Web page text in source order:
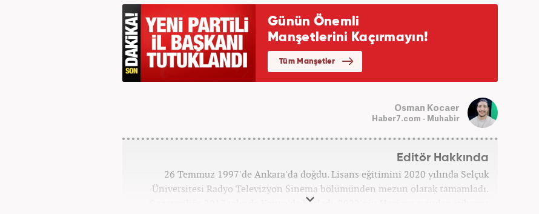
Osman Kocaer
Haber7.com - Muhabir
Editör Hakkında
26 Temmuz 1997'de Ankara'da doğdu. Lisans eğitimini 2020 yılında Selçuk
Üniversitesi Radyo Televizyon Sinema bölümünden mezun olarak tamamladı.
Gazeteciliğe 2017 yılında Konya'da başladı. 2022'nin Haziran ayından itibaren